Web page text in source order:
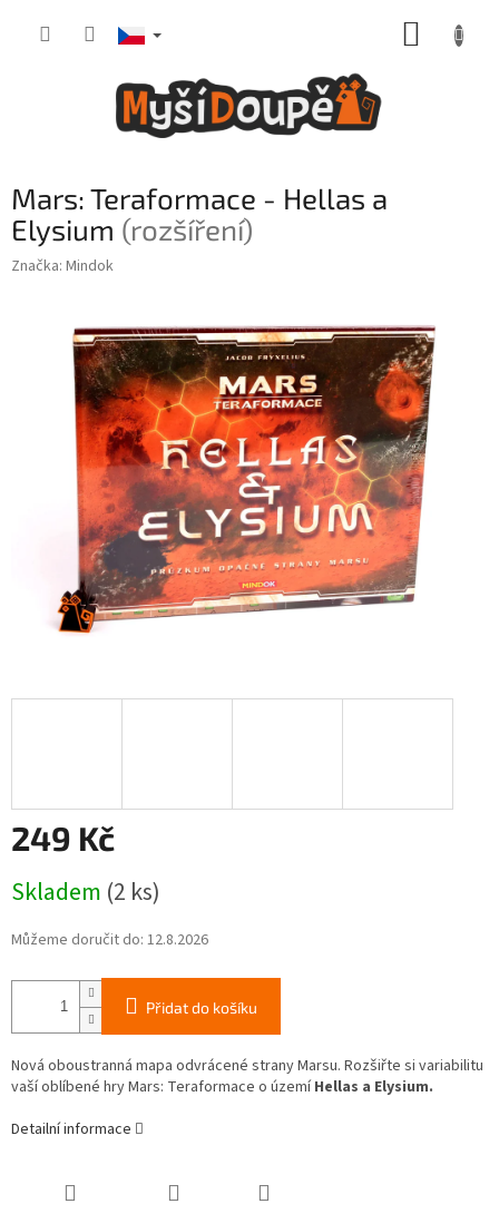
Mars: Teraformace - Hellas a
Elysium (rozšíření)
Značka: Mindok
249 Kč
cena:
Skladem (2 ks)
Můžeme doručit do: 12.8.2026
Přidat do košíku
Nová oboustranná mapa odvrácené strany Marsu. Rozšiřte si variabilitu
vaší oblíbené hry Mars: Teraformace o územíHellas a Elysium.
Detailní informace